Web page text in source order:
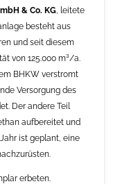
& Co. KG, leitete
besteht aus
und seit diesem
von 125.000 m³/a.
BHKW verstromt
Versorgung des
Der andere Teil
aufbereitet und
ist geplant, eine
erbeten.